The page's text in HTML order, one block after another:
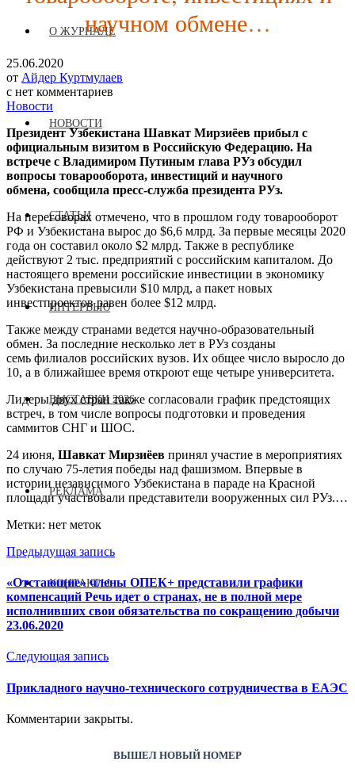
О ЖУРНАЛЕ
НОВОСТИ
СТАТЬИ
ИНТЕРВЬЮ
ВЫСТАВКИ 2026
РЕКЛАМА
КОНТАКТЫ
научном обмене…
25.06.2020
от Айдер Куртмулаев
с нет комментариев
Новости
Президент Узбекистана Шавкат Мирзиёев прибыл с
официальным визитом в Российскую Федерацию. На
встрече с Владимиром Путиным глава РУз обсудил
вопросы товарооборота, инвестиций и научного
обмена, сообщила пресс-служба президента РУз.
На переговорах отмечено, что в прошлом году товарооборот
РФ и Узбекистана вырос до $6,6 млрд. За первые месяцы 2020
года он составил около $2 млрд. Также в республике
действуют 2 тыс. предприятий с российским капиталом. До
настоящего времени российские инвестиции в экономику
Узбекистана превысили $10 млрд, а пакет новых
инвестпроектов равен более $12 млрд.
Также между странами ведется научно-образовательный
обмен. За последние несколько лет в РУз созданы
семь филиалов российских вузов. Их общее число выросло до
10, а в ближайшее время откроют еще четыре университета.
Лидеры двух стран также согласовали график предстоящих
встреч, в том числе вопросы подготовки и проведения
саммитов СНГ и ШОС.
24 июня, Шавкат Мирзиёев принял участие в мероприятиях
по случаю 75-летия победы над фашизмом. Впервые в
истории независимого Узбекистана в параде на Красной
площади участвовали представители вооруженных сил РУз.…
Метки: нет меток
Предыдущая запись
«Отстающие» члены ОПЕК+ представили графики
компенсаций Речь идет о странах, не в полной мере
исполнивших свои обязательства по сокращению добычи
23.06.2020
Следующая запись
Прикладного научно-технического сотрудничества в ЕАЭС
Комментарии закрыты.
ВЫШЕЛ НОВЫЙ НОМЕР